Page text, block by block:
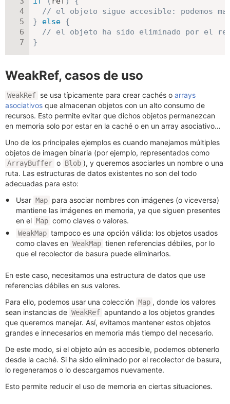
// el objeto sigue accesible: podemos
}
else {
// el objeto ha sido eliminado por el
}
WeakRef, casos de uso
WeakRef se usa típicamente para crear cachés o arrays
asociativos que almacenan objetos con un alto consumo de
recursos. Esto permite evitar que dichos objetos permanezcan
en memoria solo por estar en la caché o en un array asociativo…
Uno de los principales ejemplos es cuando manejamos múltiples
objetos de imagen binaria (por ejemplo, representados como
ArrayBuffer o Blob ), y queremos asociarles un nombre o una
ruta. Las estructuras de datos existentes no son del todo
adecuadas para esto:
Usar Map para asociar nombres con imágenes (o viceversa)
mantiene las imágenes en memoria, ya que siguen presentes
en el Map como claves o valores.
WeakMap tampoco es una opción válida: los objetos usados
como claves en WeakMap tienen referencias débiles, por lo
que el recolector de basura puede eliminarlos.
En este caso, necesitamos una estructura de datos que use
referencias débiles en sus valores.
Para ello, podemos usar una colección Map , donde los valores
sean instancias de WeakRef apuntando a los objetos grandes
que queremos manejar. Así, evitamos mantener estos objetos
grandes e innecesarios en memoria más tiempo del necesario.
De este modo, si el objeto aún es accesible, podemos obtenerlo
desde la caché. Si ha sido eliminado por el recolector de basura,
lo regeneramos o lo descargamos nuevamente.
Esto permite reducir el uso de memoria en ciertas situaciones.